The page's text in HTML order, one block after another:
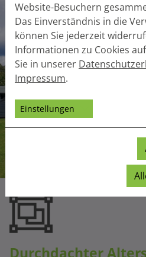
Durchdachter
Website-Besuchern
Das Einverständnis in die
können Sie jederzeit
Informationen zu Cookies
Sie in unserer
Impressum.
Einstellungen